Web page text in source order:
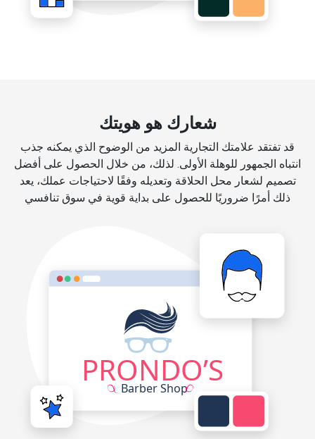
شعارك هو هويتك
قد تفتقد علامتك التجارية المزيد من الوضوح الذي يمكنه جذب
انتباه الجمهور للوهلة الأولى. لذلك، من خلال الحصول على أفضل
تصميم لشعار محل الحلاقة وتعديله وفقًا لاحتياجات عملك، يعد
ذلك أمرًا ضروريًا للحصول على بداية قوية في سوق تنافسي